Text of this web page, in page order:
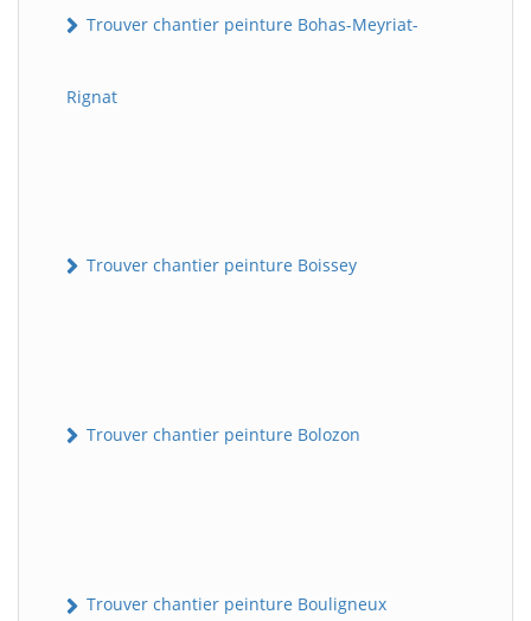
Trouver chantier peinture Bohas-Meyriat-
Rignat
Trouver chantier peinture Boissey
Trouver chantier peinture Bolozon
Trouver chantier peinture Bouligneux